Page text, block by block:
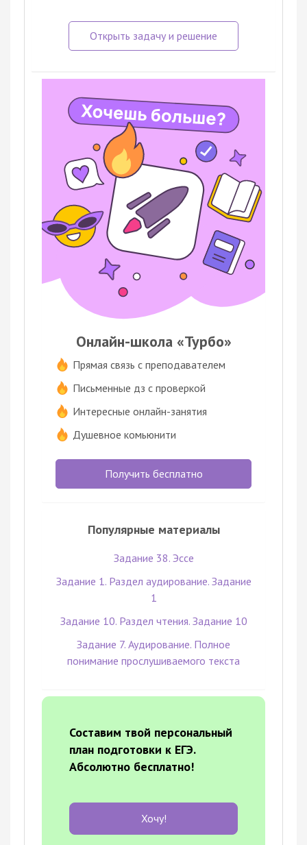
Онлайн-школа «Турбо»
Прямая связь с преподавателем
Письменные дз с проверкой
Интересные онлайн-занятия
Душевное комьюнити
Получить бесплатно
Популярные материалы
Задание 38. Эссе
Задание 1. Раздел аудирование. Задание
1
Задание 10. Раздел чтения. Задание 10
Задание 7. Аудирование. Полное
понимание прослушиваемого текста
Составим твой персональный
план подготовки к ЕГЭ.
Абсолютно бесплатно!
Хочу!